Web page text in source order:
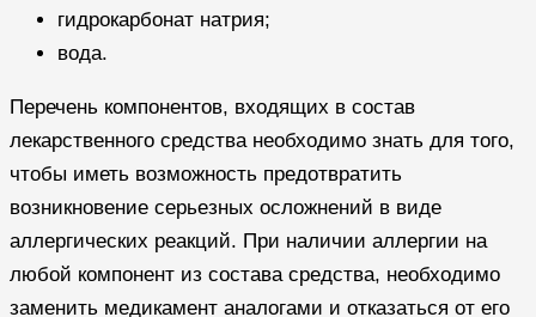
гидрокарбонат натрия;
вода.
Перечень компонентов, входящих в состав
лекарственного средства необходимо знать для того,
чтобы иметь возможность предотвратить
возникновение серьезных осложнений в виде
аллергических реакций. При наличии аллергии на
любой компонент из состава средства, необходимо
заменить медикамент аналогами и отказаться от его